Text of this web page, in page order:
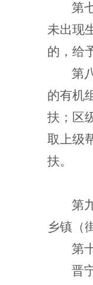
第
未出现
的，给
第
的有机
扶；区
取上级
扶。
第
乡镇（
第
晋